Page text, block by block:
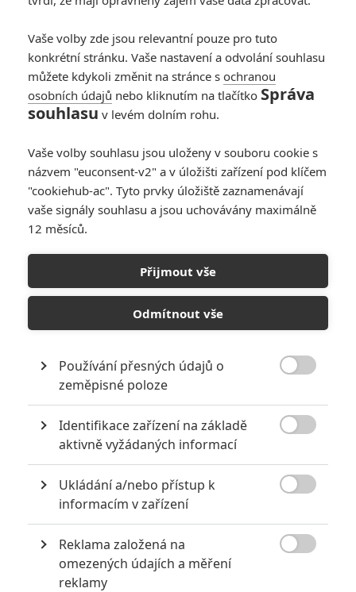
Petr Slavík - (Anarvin) , 02.06.2026 10:00
KOMENTÁŘE 0
PŘIDAT NOVÝ KOMENTÁŘ
Pro psaní komentářů, se přihlašte.
10
Recenze: Zcela výjimečná Gerta
Schnirch nebarví hnus českých dějin
narůžovo
5
zámku úroveň štědrovečerních
pohádek nepozvedla
8
6
Recenze: Godzilla x Kong: Nové
impérium
8
Vaše volby zde jsou relevantní pouze pro tuto
konkrétní stránku. Vaše nastavení a odvolání souhlasu
můžete kdykoli změnit na stránce s ochranou
osobních údajů nebo kliknutím na tlačítko Správa
souhlasu v levém dolním rohu.
Vaše volby souhlasu jsou uloženy v souboru cookie s
názvem "euconsent-v2" a v úložišti zařízení pod klíčem
"cookiehub-ac". Tyto prvky úložiště zaznamenávají
vaše signály souhlasu a jsou uchovávány maximálně
12 měsíců.
Přijmout vše
Odmítnout vše
Používání přesných údajů o
zeměpisné poloze
Identifikace zařízení na základě
aktivně vyžádaných informací
Ukládání a/nebo přístup k
informacím v zařízení
Reklama založená na
omezených údajích a měření
reklamy